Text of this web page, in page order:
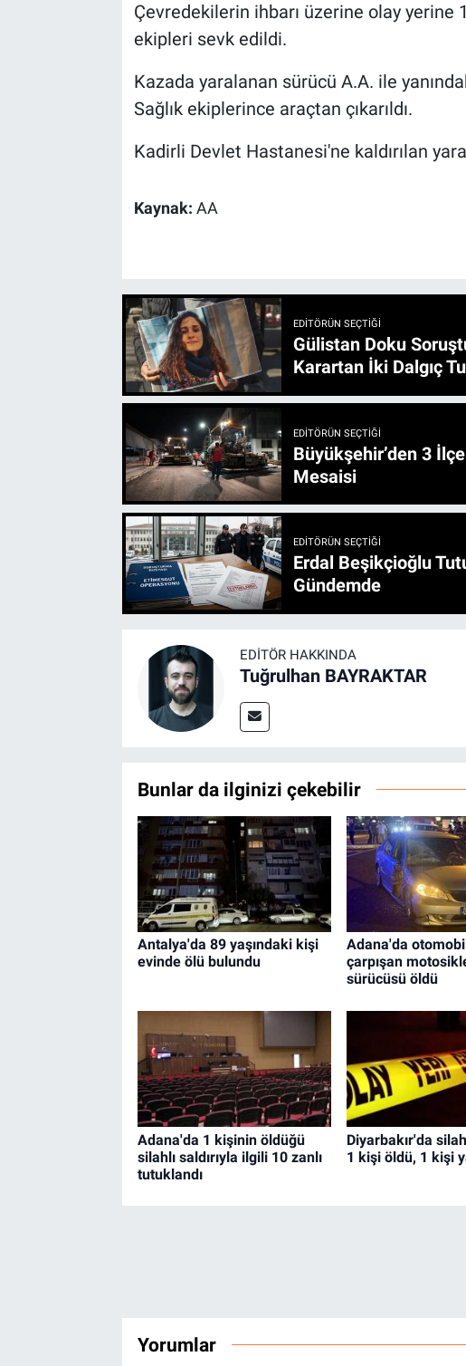
Çevredekilerin ihbarı üzerine olay yerine
ekipleri sevk edildi.
Kazada yaralanan sürücü A.A. ile
Sağlık ekiplerince araçtan çıkarıldı.
Kadirli Devlet Hastanesi'ne kaldırılan
Kaynak: AA
EDITÖRÜN SEÇTIĞI
Gülistan Doku
Karartan İki Dalgıç
EDITÖRÜN SEÇTIĞI
Büyükşehir’den 3 İlçe 20 Noktada Yeni Haftada Asfalt
Mesaisi
EDITÖRÜN SEÇTIĞI
Erdal Beşikçioğlu
Gündemde
EDITÖR HAKKINDA
Tuğrulhan BAYRAKTAR
Bunlar da ilginizi çekebilir
Antalya'da 89 yaşındaki kişi
evinde ölü bulundu
Adana'da
çarpışan
sürücüsü öldü
Adana'da 1 kişinin öldüğü
silahlı saldırıyla ilgili 10 zanlı
tutuklandı
Diyarbakır'da
1 kişi öldü, 1 kişi
Yorumlar